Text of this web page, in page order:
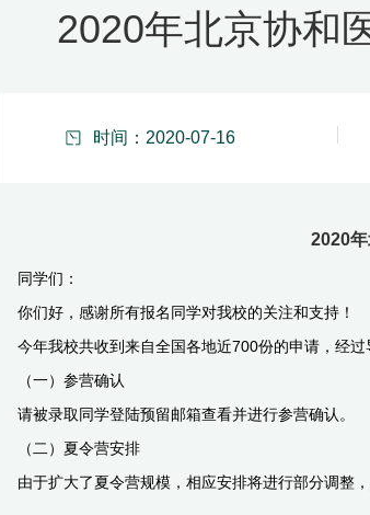
2020年北京协和
时间：2020-07-16
2020
同学们：
你们好，感谢所有报名同学对我校的关注和支持！
今年我校共收到来自全国各地近700份的申请，经过
（一）参营确认
请被录取同学登陆预留邮箱查看并进行参营确认。
（二）夏令营安排
由于扩大了夏令营规模，相应安排将进行部分调整，